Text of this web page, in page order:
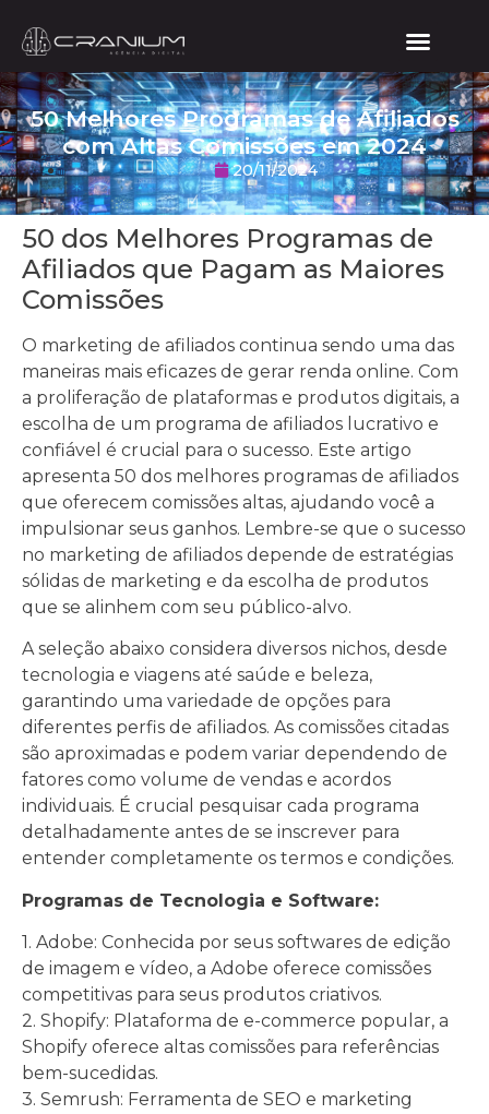
50 Melhores Programas de Afiliados
com Altas Comissões em 2024
20/11/2024
50 dos Melhores Programas de
Afiliados que Pagam as Maiores
Comissões
O marketing de afiliados continua sendo uma das
maneiras mais eficazes de gerar renda online. Com
a proliferação de plataformas e produtos digitais, a
escolha de um programa de afiliados lucrativo e
confiável é crucial para o sucesso. Este artigo
apresenta 50 dos melhores programas de afiliados
que oferecem comissões altas, ajudando você a
impulsionar seus ganhos. Lembre-se que o sucesso
no marketing de afiliados depende de estratégias
sólidas de marketing e da escolha de produtos
que se alinhem com seu público-alvo.
A seleção abaixo considera diversos nichos, desde
tecnologia e viagens até saúde e beleza,
garantindo uma variedade de opções para
diferentes perfis de afiliados. As comissões citadas
são aproximadas e podem variar dependendo de
fatores como volume de vendas e acordos
individuais. É crucial pesquisar cada programa
detalhadamente antes de se inscrever para
entender completamente os termos e condições.
Programas de Tecnologia e Software:
1. Adobe: Conhecida por seus softwares de edição
de imagem e vídeo, a Adobe oferece comissões
competitivas para seus produtos criativos.
2. Shopify: Plataforma de e-commerce popular, a
Shopify oferece altas comissões para referências
bem-sucedidas.
3. Semrush: Ferramenta de SEO e marketing